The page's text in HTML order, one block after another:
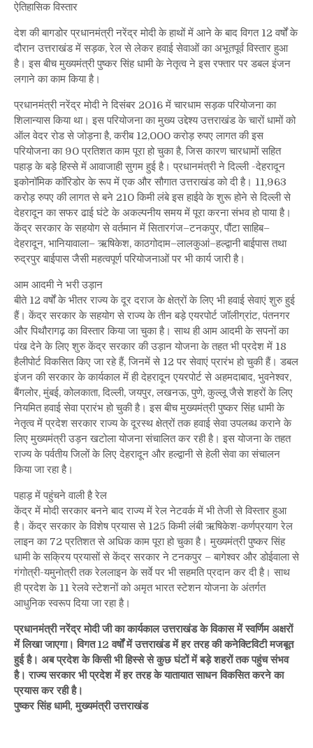
ऐतिहासिक विस्तार
देश की बागडोर प्रधानमंत्री नरेंद्र मोदी के हाथों में आने के बाद विगत 12 वर्षों के
दौरान उत्तराखंड में सड़क, रेल से लेकर हवाई सेवाओं का अभूतपूर्व विस्तार हुआ
है। इस बीच मुख्यमंत्री पुष्कर सिंह धामी के नेतृत्व ने इस रफ्तार पर डबल इंजन
लगाने का काम किया है।
प्रधानमंत्री नरेंद्र मोदी ने दिसंबर 2016 में चारधाम सड़क परियोजना का
शिलान्यास किया था। इस परियोजना का मुख्य उद्देश्य उत्तराखंड के चारों धामों को
ऑल वेदर रोड से जोड़ना है, करीब 12,000 करोड़ रुपए लागत की इस
परियोजना का 90 प्रतिशत काम पूरा हो चुका है, जिस कारण चारधामों सहित
पहाड़ के बड़े हिस्से में आवाजाही सुगम हुई है। प्रधानमंत्री ने दिल्ली -देहरादून
इकोनॉमिक कॉरिडोर के रूप में एक और सौगात उत्तराखंड को दी है। 11,963
करोड़ रुपए की लागत से बने 210 किमी लंबे इस हाईवे के शुरू होने से दिल्ली से
देहरादून का सफर ढाई घंटे के अकल्पनीय समय में पूरा करना संभव हो पाया है।
केंद्र सरकार के सहयोग से वर्तमान में सितारगंज–टनकपुर, पौंटा साहिब–
देहरादून, भानियावाला– ऋषिकेश, काठगोदाम–लालकुआं–हल्द्वानी बाईपास तथा
रुद्रपुर बाईपास जैसी महत्वपूर्ण परियोजनाओं पर भी कार्य जारी है।
आम आदमी ने भरी उड़ान
बीते 12 वर्षों के भीतर राज्य के दूर दराज के क्षेत्रों के लिए भी हवाई सेवाएं शुरु हुई
हैं। केंद्र सरकार के सहयोग से राज्य के तीन बड़े एयरपोर्ट जॉलीग्रांट, पंतनगर
और पिथौरागढ़ का विस्तार किया जा चुका है। साथ ही आम आदमी के सपनों का
पंख देने के लिए शुरु केंद्र सरकार की उड़ान योजना के तहत भी प्रदेश में 18
हैलीपोर्ट विकसित किए जा रहे हैं, जिनमें से 12 पर सेवाएं प्रारंभ हो चुकी हैं। डबल
इंजन की सरकार के कार्यकाल में ही देहरादून एयरपोर्ट से अहमदाबाद, भुवनेश्वर,
बैंगलोर, मुंबई, कोलकाता, दिल्ली, जयपुर, लखनऊ, पुणे, कुल्लू जैसे शहरों के लिए
नियमित हवाई सेवा प्रारंभ हो चुकी है। इस बीच मुख्यमंत्री पुष्कर सिंह धामी के
नेतृत्व में प्रदेश सरकार राज्य के दूरस्थ क्षेत्रों तक हवाई सेवा उपलब्ध कराने के
लिए मुख्यमंत्री उड़न खटोला योजना संचालित कर रही है। इस योजना के तहत
राज्य के पर्वतीय जिलों के लिए देहरादून और हल्द्वानी से हेली सेवा का संचालन
किया जा रहा है।
पहाड़ में पहुंचने वाली है रेल
केंद्र में मोदी सरकार बनने बाद राज्य में रेल नेटवर्क में भी तेजी से विस्तार हुआ
है। केंद्र सरकार के विशेष प्रयास से 125 किमी लंबी ऋषिकेश-कर्णप्रयाग रेल
लाइन का 72 प्रतिशत से अधिक काम पूरा हो चुका है। मुख्यमंत्री पुष्कर सिंह
धामी के सक्रिय प्रयासों से केंद्र सरकार ने टनकपुर – बागेश्वर और डोईवाला से
गंगोत्री-यमुनोत्री तक रेललाइन के सर्वे पर भी सहमति प्रदान कर दी है। साथ
ही प्रदेश के 11 रेलवे स्टेशनों को अमृत भारत स्टेशन योजना के अंतर्गत
आधुनिक स्वरूप दिया जा रहा है।
प्रधानमंत्री नरेंद्र मोदी जी का कार्यकाल उत्तराखंड के विकास में स्वर्णिम अक्षरों
में लिखा जाएगा। विगत 12 वर्षों में उत्तराखंड में हर तरह की कनेक्टिविटी मजबूत
हुई है। अब प्रदेश के किसी भी हिस्से से कुछ घंटों में बड़े शहरों तक पहुंच संभव
है। राज्य सरकार भी प्रदेश में हर तरह के यातायात साधन विकसित करने का
प्रयास कर रही है।
पुष्कर सिंह धामी, मुख्यमंत्री उत्तराखंड